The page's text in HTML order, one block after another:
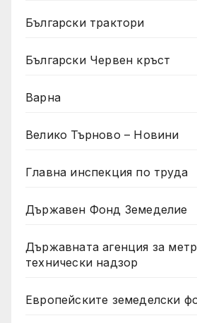
Български трактори
Български Червен кръст
Варна
Велико Търново – Новини
Главна инспекция по труда
Държавен Фонд Земеделие
Държавната агенция за
технически надзор
Европейските земеделски